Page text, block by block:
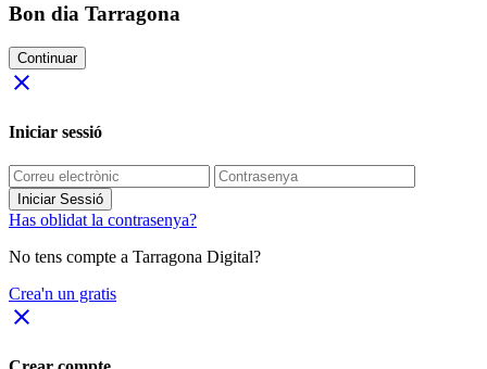
Bon dia Tarragona
Continuar
close
Iniciar sessió
Iniciar Sessió
Has oblidat la contrasenya?
No tens compte a Tarragona Digital?
Crea'n un gratis
close